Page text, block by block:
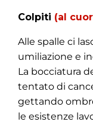
Colpiti (al
Alle spalle ci
umiliazione e
La bocciatura
tentato di
gettando
le esistenze